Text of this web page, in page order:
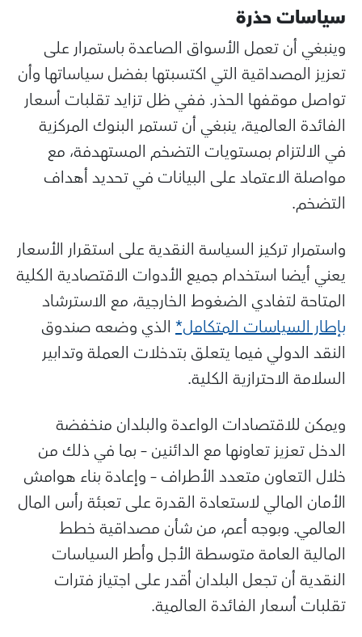
سياسات حذرة
وينبغي أن تعمل الأسواق الصاعدة باستمرار على
تعزيز المصداقية التي اكتسبتها بفضل سياساتها وأن
تواصل موقفها الحذر. ففي ظل تزايد تقلبات أسعار
الفائدة العالمية، ينبغي أن تستمر البنوك المركزية
في الالتزام بمستويات التضخم المستهدفة، مع
مواصلة الاعتماد على البيانات في تحديد أهداف
التضخم.
واستمرار تركيز السياسة النقدية على استقرار الأسعار
يعني أيضا استخدام جميع الأدوات الاقتصادية الكلية
المتاحة لتفادي الضغوط الخارجية، مع الاسترشاد
بإطار السياسات المتكامل* الذي وضعه صندوق
النقد الدولي فيما يتعلق بتدخلات العملة وتدابير
السلامة الاحترازية الكلية.
ويمكن للاقتصادات الواعدة والبلدان منخفضة
الدخل تعزيز تعاونها مع الدائنين – بما في ذلك من
خلال التعاون متعدد الأطراف – وإعادة بناء هوامش
الأمان المالي لاستعادة القدرة على تعبئة رأس المال
العالمي. وبوجه أعم، من شأن مصداقية خطط
المالية العامة متوسطة الأجل وأطر السياسات
النقدية أن تجعل البلدان أقدر على اجتياز فترات
تقلبات أسعار الفائدة العالمية.